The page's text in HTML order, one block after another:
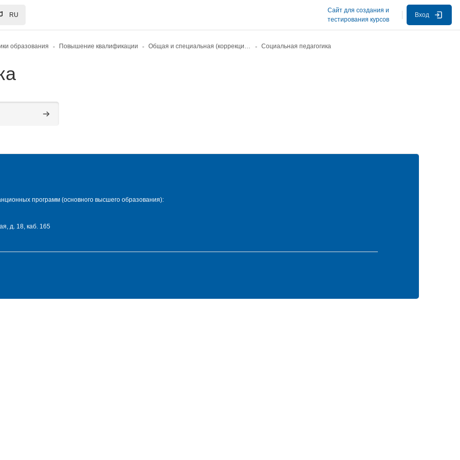
RU
Сайт для создания и
тестирования курсов
Вход
образования Повышение квалификации Общая и специальная (коррекционная) педагогика и психология Социальная педагогика
Поиск курса
программ (основного высшего образования):
д. 18, каб. 165